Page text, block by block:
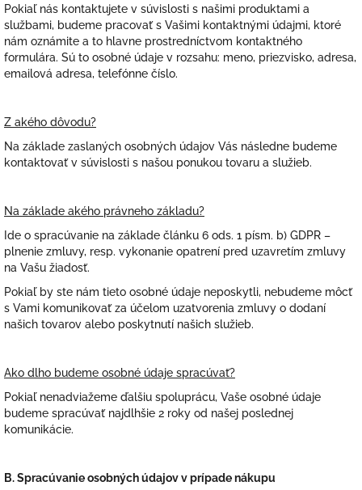
Pokiaľ nás kontaktujete v súvislosti s našimi produktami a
službami, budeme pracovať s Vašimi kontaktnými údajmi, ktoré
nám oznámite a to hlavne prostredníctvom kontaktného
formulára. Sú to osobné údaje v rozsahu: meno, priezvisko, adresa,
emailová adresa, telefónne číslo.
Z akého dôvodu?
Na základe zaslaných osobných údajov Vás následne budeme
kontaktovať v súvislosti s našou ponukou tovaru a služieb.
Na základe akého právneho základu?
Ide o spracúvanie na základe článku 6 ods. 1 písm. b) GDPR –
plnenie zmluvy, resp. vykonanie opatrení pred uzavretím zmluvy
na Vašu žiadosť.
Pokiaľ by ste nám tieto osobné údaje neposkytli, nebudeme môcť
s Vami komunikovať za účelom uzatvorenia zmluvy o dodaní
našich tovarov alebo poskytnutí našich služieb.
Ako dlho budeme osobné údaje spracúvať?
Pokiaľ nenadviažeme ďalšiu spoluprácu, Vaše osobné údaje
budeme spracúvať najdlhšie 2 roky od našej poslednej
komunikácie.
B. Spracúvanie osobných údajov v prípade nákupu